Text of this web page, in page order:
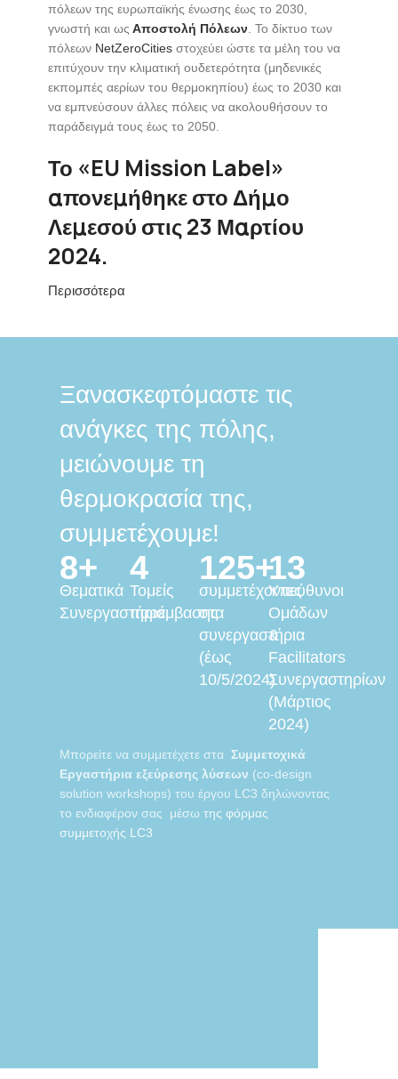
πόλεων της ευρωπαϊκής ένωσης έως το 2030,
γνωστή και ως Αποστολή Πόλεων. To δίκτυο των
πόλεων NetZeroCitiesστοχεύει ώστε τα μέλη του να
επιτύχουν την κλιματική ουδετερότητα (μηδενικές
εκπομπές αερίων του θερμοκηπίου) έως το 2030 και
να εμπνεύσουν άλλες πόλεις να ακολουθήσουν το
παράδειγμά τους έως το 2050.
Το «EU Mission Label»
απονεμήθηκε στο Δήμο
Λεμεσού στις 23 Μαρτίου
2024.
Περισσότερα
Ξανασκεφτόμαστε τις
ανάγκες της πόλης,
μειώνουμε τη
θερμοκρασία της,
συμμετέχουμε!
8+
Θεματικά
Συνεργαστήρια
4
Τομείς
παρέμβασης
125+
συμμετέχοντες
στα
συνεργαστήρια
(έως
10/5/2024)
13
Υπεύθυνοι
Ομάδων
&
Facilitators
Συνεργαστηρίων
(Μάρτιος
2024)
Μπορείτε να συμμετέχετε σταΣυμμετοχικά
Εργαστήρια εξεύρεσης λύσεων (co-design
solution workshops) του έργου LC3 δηλώνοντας
το ενδιαφέρον σας μέσω της φόρμας
συμμετοχής LC3